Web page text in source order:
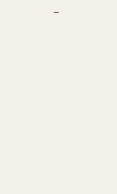
−